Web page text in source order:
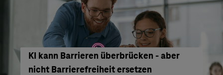
KI kann Barrieren überbrücken - aber
nicht Barrierefreiheit ersetzen